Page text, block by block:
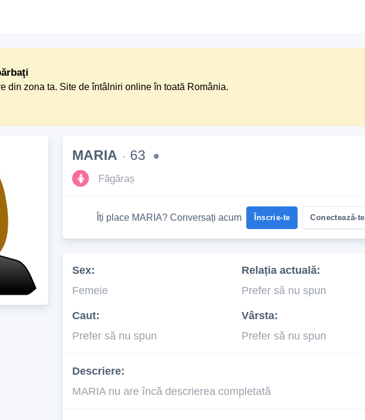
din zona ta. Site de întâlniri online în toată România.
MARIA · 63
Făgăraș
Îți place MARIA? Conversați acum Înscrie-te Conectează-te
Sex:
Femeie
Relația actuală:
Prefer să nu spun
Caut:
Prefer să nu spun
Vârsta:
Prefer să nu spun
Descriere:
MARIA nu are încă descrierea completată